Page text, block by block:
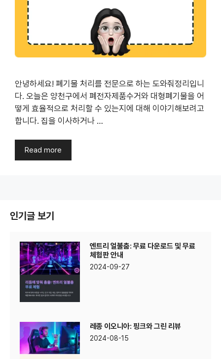
안녕하세요! 폐기물 처리를 전문으로 하는 도와줘정리입니
다. 오늘은 양천구에서 폐전자제품수거와 대형폐기물을 어
떻게 효율적으로 처리할 수 있는지에 대해 이야기해보려고
합니다. 집을 이사하거나 …
Read more
인기글 보기
엔트리 얼불춤: 무료 다운로드 및 무료
체험판 안내
2024-09-27
레종 이오니아: 핑크와 그린 리뷰
2024-08-15